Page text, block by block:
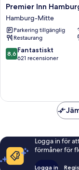
Premier
Inn
Hamburg
City
Hammerbrook
Hamburg-
Mitte
Premier Inn
Hamburg-Mitte
Parkering tillgänglig
Restaurang
8.6
av
8,6 Fantastiskt
621 recensioner
Logga in för
förmåner för
Logga in